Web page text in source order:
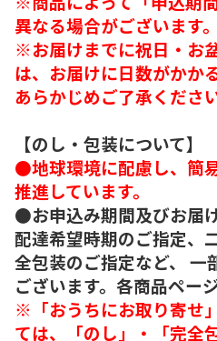
異なる場合がございます。
※お届けまでに祝日・お
は、お届けに日数がかか
あらかじめご了承くださ
【のし・包装について】
●地球環境に配慮し、簡
推進しています。
●お申込み期間及びお届
配達希望時期のご指定、
全包装のご指定など、 一
ございます。各商品ペー
※「おうちにお取り寄せ
ては、「のし」・「完全